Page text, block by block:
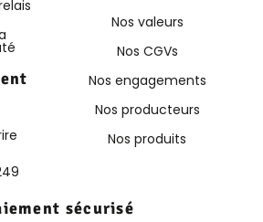
Nos valeurs
Nos CGVs
Nos engagements
Nos producteurs
Nos produits
sécurisé